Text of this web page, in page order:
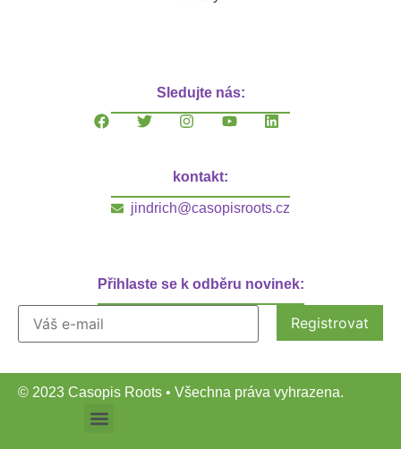
Sledujte nás:
kontakt:
jindrich@casopisroots.cz
Přihlaste se k odběru novinek:
© 2023 Casopis Roots • Všechna práva vyhrazena.